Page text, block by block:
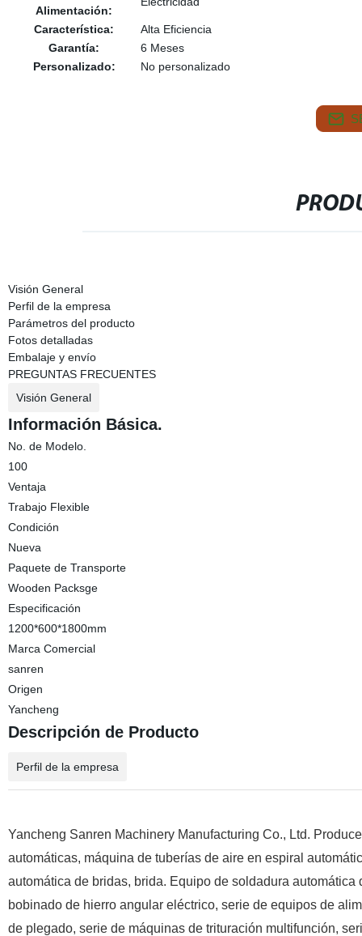
Alimentación:
Característica:
Alta Eficiencia
Garantía:
6 Meses
Personalizado:
No personalizado
Visión General
Perfil de la empresa
Parámetros del producto
Fotos detalladas
Embalaje y envío
PREGUNTAS FRECUENTES
Visión General
Información Básica.
No. de Modelo.
100
Ventaja
Trabajo Flexible
Condición
Nueva
Paquete de Transporte
Wooden Packsge
Especificación
1200*600*1800mm
Marca Comercial
sanren
Origen
Yancheng
Descripción de Producto
Perfil de la empresa
Yancheng Sanren Machinery Manufacturing Co., Ltd.
automáticas, máquina de tuberías de aire en espiral
automática de bridas, brida. Equipo de soldadura
bobinado de hierro angular eléctrico, serie de equipos de
de plegado, serie de máquinas de trituración multifunción,